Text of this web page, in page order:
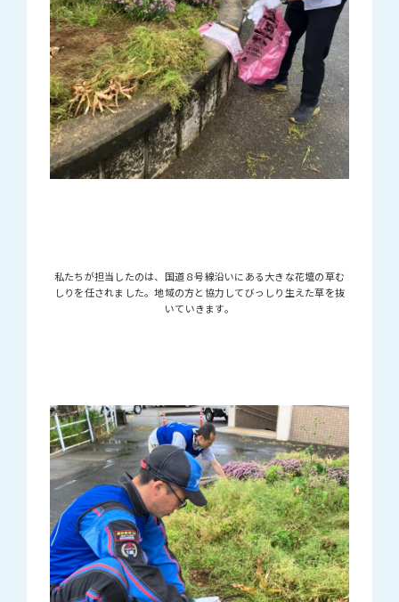
私たちが担当したのは、国道８号線沿いにある大きな花壇の草む
しりを任されました。地域の方と協力してびっしり生えた草を抜
いていきます。